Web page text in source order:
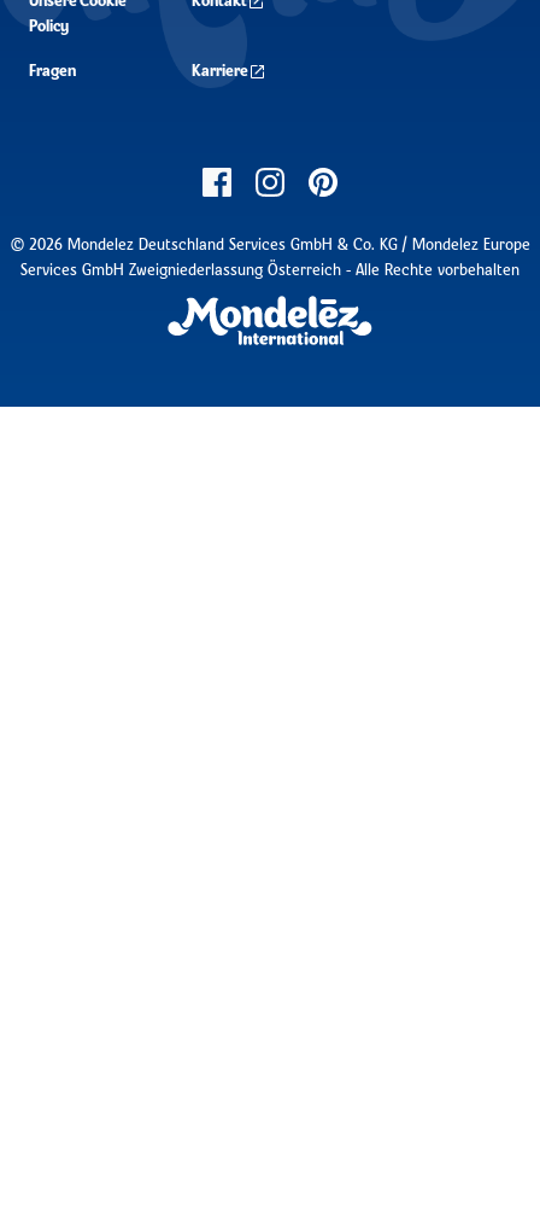
Policy
Fragen Karriere
© 2026 Mondelez Deutschland Services GmbH & Co. KG / Mondelez Europe
Services GmbH Zweigniederlassung Österreich - Alle Rechte vorbehalten